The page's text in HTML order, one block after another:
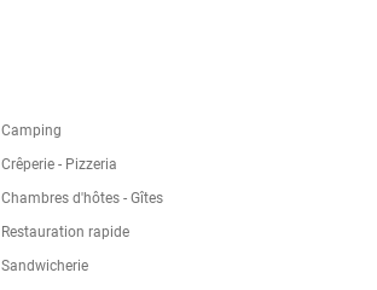
Camping
Crêperie - Pizzeria
Chambres d'hôtes - Gîtes
Restauration rapide
Sandwicherie